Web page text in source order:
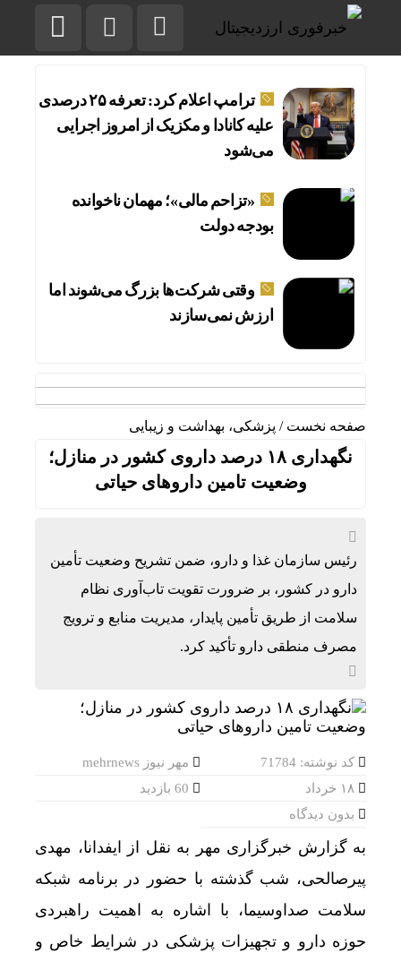
ترامپ اعلام کرد: تعرفه ۲۵ درصدی
علیه کانادا و مکزیک از امروز اجرایی
می‌شود
«تزاحم مالی»؛ مهمان ناخوانده
بودجه دولت
وقتی شرکت‌ها بزرگ می‌شوند اما
ارزش نمی‌سازند
صفحه نخست / پزشکی، بهداشت و زیبایی
نگهداری ۱۸ درصد داروی کشور در منازل؛
وضعیت تامین داروهای حیاتی
رئیس سازمان غذا و دارو، ضمن تشریح وضعیت تأمین
دارو در کشور، بر ضرورت تقویت تاب‌آوری نظام
سلامت از طریق تأمین پایدار، مدیریت منابع و ترویج
مصرف منطقی دارو تأکید کرد.
کد نوشته: 71784
مهر نیوز mehrnews
بدون دیدگاه
به گزارش خبرگزاری مهر به نقل از ایفدانا، مهدی
پیرصالحی، شب گذشته با حضور در برنامه‌ شبکه
سلامت صداوسیما، با اشاره به اهمیت راهبردی
حوزه دارو و تجهیزات پزشکی در شرایط خاص و